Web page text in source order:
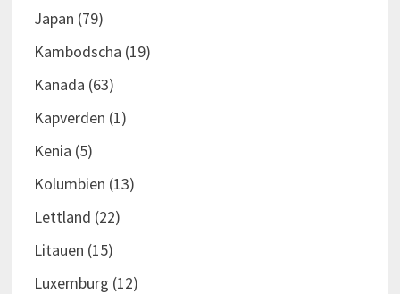
Japan (79)
Kambodscha (19)
Kanada (63)
Kapverden (1)
Kenia (5)
Kolumbien (13)
Lettland (22)
Litauen (15)
Luxemburg (12)